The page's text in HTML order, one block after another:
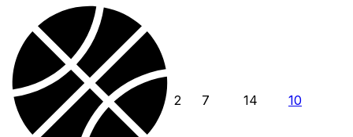
2 7 14 10